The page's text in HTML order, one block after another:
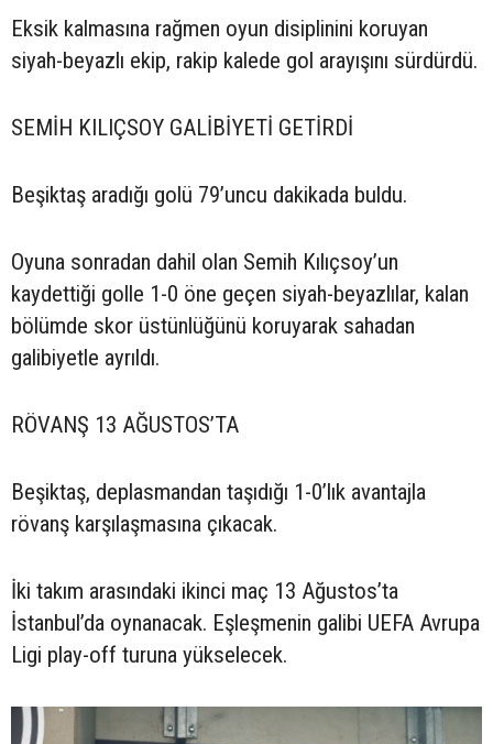
Eksik kalmasına rağmen oyun disiplinini koruyan
siyah-beyazlı ekip, rakip kalede gol arayışını sürdürdü.
SEMİH KILIÇSOY GALİBİYETİ GETİRDİ
Beşiktaş aradığı golü 79’uncu dakikada buldu.
Oyuna sonradan dahil olan Semih Kılıçsoy’un
kaydettiği golle 1-0 öne geçen siyah-beyazlılar, kalan
bölümde skor üstünlüğünü koruyarak sahadan
galibiyetle ayrıldı.
RÖVANŞ 13 AĞUSTOS’TA
Beşiktaş, deplasmandan taşıdığı 1-0’lık avantajla
rövanş karşılaşmasına çıkacak.
İki takım arasındaki ikinci maç 13 Ağustos’ta
İstanbul’da oynanacak. Eşleşmenin galibi UEFA Avrupa
Ligi play-off turuna yükselecek.